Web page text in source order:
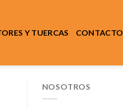
Y TUERCAS CONTACTO
NOSOTROS